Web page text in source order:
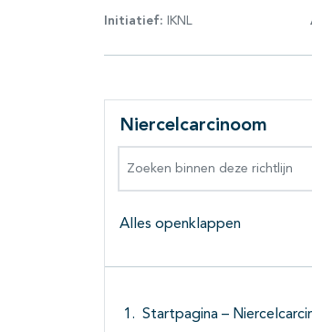
Initiatief: IKNL
Niercelcarcinoom
Alles openklappen
Startpagina –